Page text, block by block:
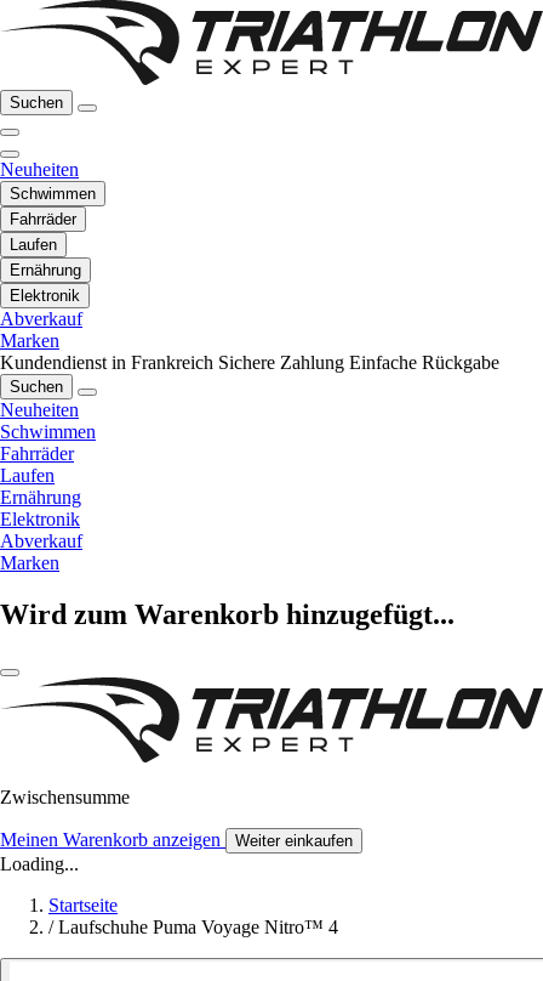
Suchen
Neuheiten
Schwimmen
Fahrräder
Laufen
Ernährung
Elektronik
Abverkauf
Marken
Kundendienst in Frankreich Sichere Zahlung Einfache Rückgabe
Suchen
Neuheiten
Schwimmen
Fahrräder
Laufen
Ernährung
Elektronik
Abverkauf
Marken
Wird zum Warenkorb hinzugefügt...
Zwischensumme
Meinen Warenkorb anzeigen Weiter einkaufen
Loading...
Startseite
/ Laufschuhe Puma Voyage Nitro™ 4